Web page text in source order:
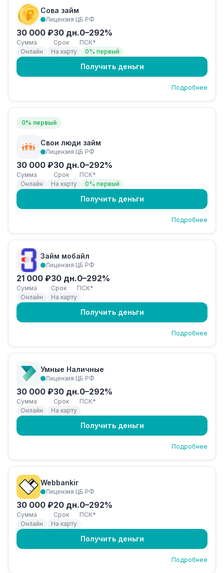
Сова займ
Лицензия ЦБ РФ
30 000 ₽
Сумма
30 дн.
Срок
0–292%
ПСК*
Онлайн
На карту 0% первый
Получить деньги
Подробнее
0% первый
Свои люди займ
Лицензия ЦБ РФ
30 000 ₽
Сумма
30 дн.
Срок
0–292%
ПСК*
Онлайн
На карту 0% первый
Получить деньги
Подробнее
Займ мобайл
Лицензия ЦБ РФ
21 000 ₽
Сумма
30 дн.
Срок
0–292%
ПСК*
Онлайн
На карту
Получить деньги
Подробнее
Умные Наличные
Лицензия ЦБ РФ
30 000 ₽
Сумма
30 дн.
Срок
0–292%
ПСК*
Онлайн
На карту
Получить деньги
Подробнее
Webbankir
Лицензия ЦБ РФ
30 000 ₽
Сумма
20 дн.
Срок
0–292%
ПСК*
Онлайн
На карту
Получить деньги
Подробнее